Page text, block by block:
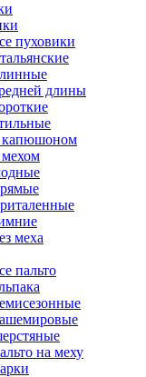
пуховики
длины
капюшоном
мехом
меха
пальто
на меху